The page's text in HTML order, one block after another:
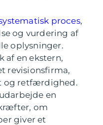
proces,
og vurdering af
oplysninger.
af en ekstern,
revisionsfirma,
og retfærdighed.
en
om
giver et